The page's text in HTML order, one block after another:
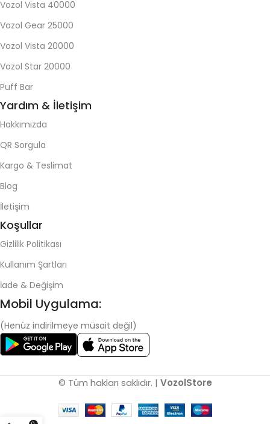
Vozol Vista 40000
Vozol Gear 25000
Vozol Vista 20000
Vozol Star 20000
Puff Bar
Yardım & İletişim
Hakkımızda
QR Sorgula
Kargo & Teslimat
Blog
İletişim
Koşullar
Gizlilik Politikası
Kullanım Şartları
İade & Değişim
Mobil Uygulama:
(Henüz indirilmeye müsait değil)
© Tüm hakları saklıdır. | VozolStore